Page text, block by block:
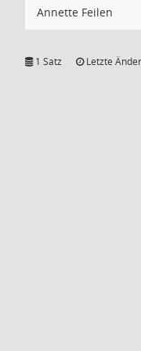
Annette Feilen
1 Satz Letzte